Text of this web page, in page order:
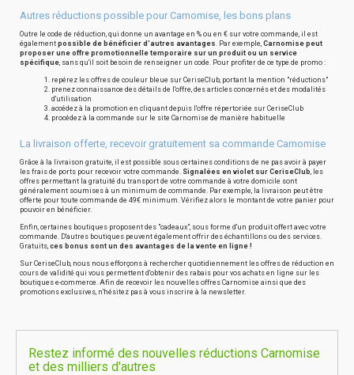
Autres réductions possible pour Carnomise, les bons plans
Outre le code de réduction, qui donne un avantage en % ou en € sur votre commande, il est
également possible de bénéficier d'autres avantages. Par exemple, Carnomise peut
proposer une offre promotionnelle temporaire sur un produit ou un service
spécifique, sans qu'il soit besoin de renseigner un code. Pour profiter de ce type de promo :
repérez les offres de couleur bleue sur CeriseClub, portant la mention "réductions"
prenez connaissance des détails de l'offre, des articles concernés et des modalités
d'utilisation
accédez à la promotion en cliquant depuis l'offre répertoriée sur CeriseClub
procédez à la commande sur le site Carnomise de manière habituelle
La livraison offerte, recevoir gratuitement sa commande Carnomise
Grâce à la livraison gratuite, il est possible sous certaines conditions de ne pas avoir à payer
les frais de ports pour recevoir votre commande. Signalées en violet sur CeriseClub, les
offres permettant la gratuité du transport de votre commande à votre domicile sont
généralement soumises à un minimum de commande. Par exemple, la livraison peut être
offerte pour toute commande de 49€ minimum. Vérifiez alors le montant de votre panier pour
pouvoir en bénéficier.
Enfin, certaines boutiques proposent des "cadeaux", sous forme d'un produit offert avec votre
commande. D'autres boutiques peuvent également offrir des échantillons ou des services.
Gratuits, ces bonus sont un des avantages de la vente en ligne !
Sur CeriseClub, nous nous efforçons à rechercher quotidiennement les offres de réduction en
cours de validité qui vous permettent d'obtenir des rabais pour vos achats en ligne sur les
boutiques e-commerce. Afin de recevoir les nouvelles offres Carnomise ainsi que des
promotions exclusives, n'hésitez pas à vous inscrire à la newsletter.
Restez informé des nouvelles réductions Carnomise
et des milliers d'autres